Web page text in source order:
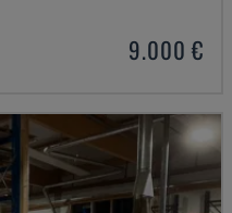
9.000 €